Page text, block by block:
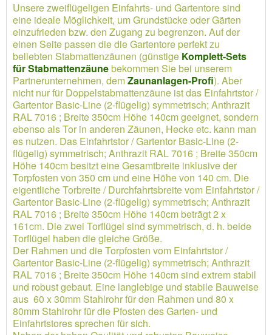
Unsere zweiflügeligen Einfahrts- und Gartentore sind
eine ideale Möglichkeit, um Grundstücke oder Gärten
einzufrieden bzw. den Zugang zu begrenzen. Auf der
einen Seite passen die die Gartentore perfekt zu
beliebten Stabmattenzäunen (günstige Komplett-Sets
für Stabmattenzäunebekommen Sie bei unserem
Partnerunternehmen, demZaunanlagen-Profi). Aber
nicht nur für Doppelstabmattenzäune ist das Einfahrtstor /
Gartentor Basic-Line (2-flügelig) symmetrisch; Anthrazit
RAL 7016 ; Breite 350cm Höhe 140cm geeignet, sondern
ebenso als Tor in anderen Zäunen, Hecke etc. kann man
es nutzen. Das Einfahrtstor / Gartentor Basic-Line (2-
flügelig) symmetrisch; Anthrazit RAL 7016 ; Breite 350cm
Höhe 140cm besitzt eine Gesamtbreite inklusive der
Torpfosten von 350 cm und eine Höhe von 140 cm. Die
eigentliche Torbreite / Durchfahrtsbreite vom Einfahrtstor /
Gartentor Basic-Line (2-flügelig) symmetrisch; Anthrazit
RAL 7016 ; Breite 350cm Höhe 140cm beträgt 2 x
161cm. Die zwei Torflügel sind symmetrisch, d. h. beide
Torflügel haben die gleiche Größe.
Der Rahmen und die Torpfosten vom Einfahrtstor /
Gartentor Basic-Line (2-flügelig) symmetrisch; Anthrazit
RAL 7016 ; Breite 350cm Höhe 140cm sind extrem stabil
und robust gebaut. Eine langlebige und stabile Bauweise
aus 60 x 30mm Stahlrohr für den Rahmen und 80 x
80mm Stahlrohr für die Pfosten des Garten- und
Einfahrtstores sprechen für sich.